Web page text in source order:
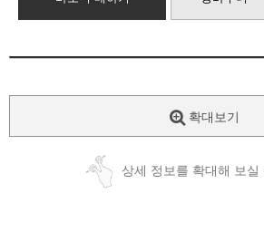
확대보기
상세 정보를 확대해 보실